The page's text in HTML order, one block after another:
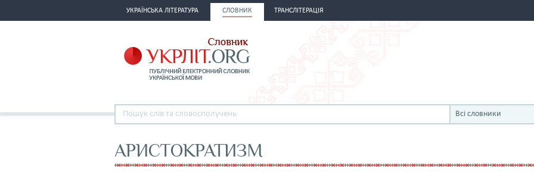
УКРАЇНСЬКА ЛІТЕРАТУРА СЛОВНИК ТРАНСЛІТЕРАЦІЯ
Всі словники
АРИСТОКРАТИЗМ